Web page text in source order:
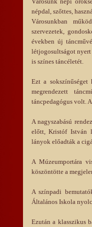
népdal, szőttes,
Városunkban
szervezetek,
években új
létjogosultságot
is színes táncéletét.
Ezt a
megrendezett
táncpedagógus volt.
A nagyszabású
előtt, Kristóf István
lányok előadták a
A Múzeumportára
köszöntötte a
A színpadi
Általános Iskola
Ezután a klasszikus